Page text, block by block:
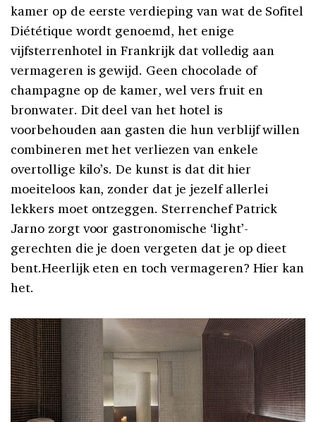
kamer op de eerste verdieping van wat de Sofitel
Diététique wordt genoemd, het enige
vijfsterrenhotel in Frankrijk dat volledig aan
vermageren is gewijd. Geen chocolade of
champagne op de kamer, wel vers fruit en
bronwater. Dit deel van het hotel is
voorbehouden aan gasten die hun verblijf willen
combineren met het verliezen van enkele
overtollige kilo’s. De kunst is dat dit hier
moeiteloos kan, zonder dat je jezelf allerlei
lekkers moet ontzeggen. Sterrenchef Patrick
Jarno zorgt voor gastronomische ‘light’-
gerechten die je doen vergeten dat je op dieet
bent.Heerlijk eten en toch vermageren? Hier kan
het.